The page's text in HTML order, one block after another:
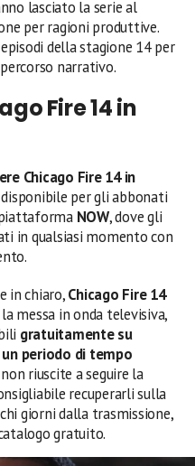
lasciato la serie al
per ragioni produttive.
della stagione 14 per
narrativo.
Fire 14 in
Chicago Fire 14 in
per gli abbonati
NOW, dove gli
in qualsiasi momento con
in chiaro,Chicago Fire 14
messa in onda televisiva,
gratuitamente su
periodo di tempo
riuscite a seguire la
recuperarli sulla
giorni dalla trasmissione,
gratuito.